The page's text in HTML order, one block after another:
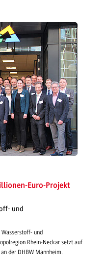
Euro-Projekt
und
und
Rhein-Neckar setzt auf
der DHBW Mannheim.